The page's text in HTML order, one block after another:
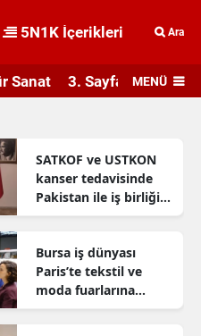
5N1K İçerikleri Ara
Sanat 3. Sayfa MENÜ
SATKOF ve USTKON
kanser tedavisinde
Pakistan ile iş birliği
geliştiriyor
Bursa iş dünyası
Paris’te tekstil ve
moda fuarlarına
katıldı